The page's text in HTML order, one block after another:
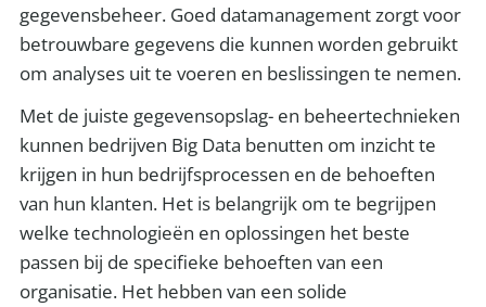
gegevensbeheer. Goed datamanagement zorgt voor
betrouwbare gegevens die kunnen worden gebruikt
om analyses uit te voeren en beslissingen te nemen.
Met de juiste gegevensopslag- en beheertechnieken
kunnen bedrijven Big Data benutten om inzicht te
krijgen in hun bedrijfsprocessen en de behoeften
van hun klanten. Het is belangrijk om te begrijpen
welke technologieën en oplossingen het beste
passen bij de specifieke behoeften van een
organisatie. Het hebben van een solide